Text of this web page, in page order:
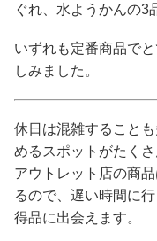
ぐれ、水ようかんの3
いずれも定番商品で
しみました。
休日は混雑すること
めるスポットがたく
アウトレット店の商
るので、遅い時間に
得品に出会えます。